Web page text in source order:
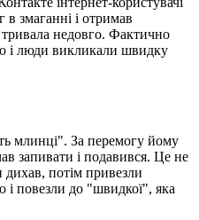
змаганні і отримав
недовго. Фактично
і люди викликали швидку
млинці". За перемогу йому
запивати і подавився. Це не
дихав, потім привезли
і повезли до "швидкої", яка